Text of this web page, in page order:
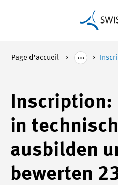
Page d’accueil
Inscription:
in
ausbilden
bewerten